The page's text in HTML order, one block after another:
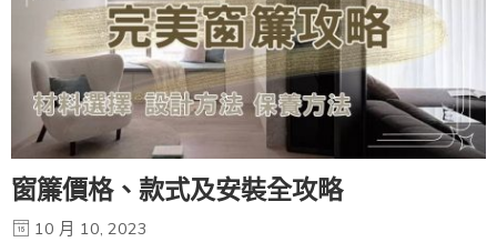
窗簾價格、款式及安裝全攻略
10 月 10, 2023